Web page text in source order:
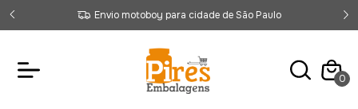
Envio motoboy para cidade de São Paulo
0